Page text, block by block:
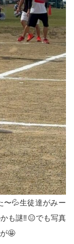
〜💦生徒達がみー
も謎‼️😑でも写真
🤩